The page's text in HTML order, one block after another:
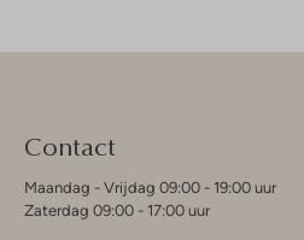
Contact
Maandag - Vrijdag 09:00 - 19:00 uur
Zaterdag 09:00 - 17:00 uur